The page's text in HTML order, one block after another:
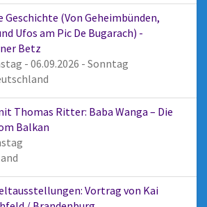
Geschichte (Von Geheimbünden,
Ufos am Pic De Bugarach) -
Betz
- 06.09.2026 - Sonntag
Thomas Ritter: Baba Wanga – Die
Balkan
Vortrag von Kai